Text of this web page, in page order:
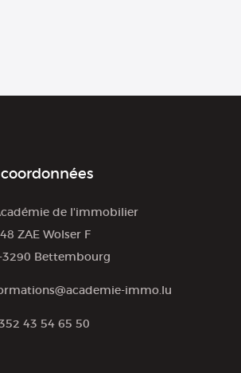
de l'immobilier
ZAE Wolser F
3290 Bettembourg
immo.lu
43 54 65 50